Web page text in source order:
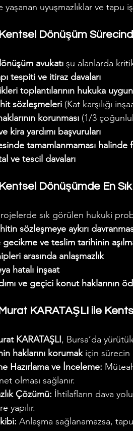
yaşanan uyuşmazlıklar ve tapu
Dönüşüm
avukatı şu alanlarda
tespiti ve itiraz davaları
toplantılarının hukuka
sözleşmeleri (Kat karşılığı
korunması (1/3
kira yardımı başvuruları
tamamlanmaması halinde
ve tescil davaları
Dönüşümde En
sık görülen hukuki
sözleşmeye aykırı
ve teslim tarihinin
arasında anlaşmazlık
hatalı inşaat
ve geçici konut haklarının
KARATAŞLI ile
KARATAŞLI, Bursa’da
haklarını korumak için sürecin
Hazırlama ve İnceleme:
olması sağlanır.
Çözümü: İhtilafların dava
yapılır.
Anlaşma sağlanamazsa,